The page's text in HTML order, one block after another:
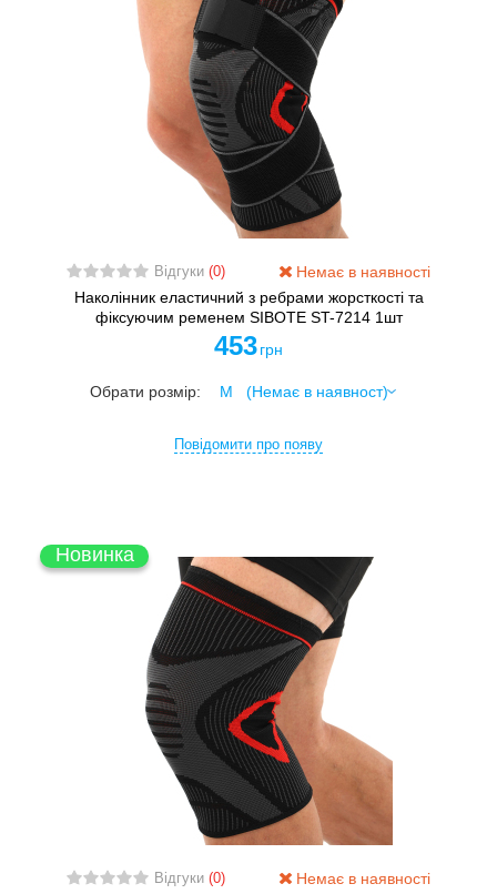
Відгуки(0)
Немає в наявності
Наколінник еластичний з ребрами жорсткості та
фіксуючим ременем SIBOTE ST-7214 1шт
453 грн
Обрати розмір:
Повідомити про появу
Новинка
Відгуки(0)
Немає в наявності